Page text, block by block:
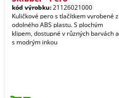
kód výrobku:21126021000
Kuličkové pero s tlačítkem vyrobené z
odolného ABS plastu. S plochým
klipem, dostupné v různých barvách a
s modrým inkou